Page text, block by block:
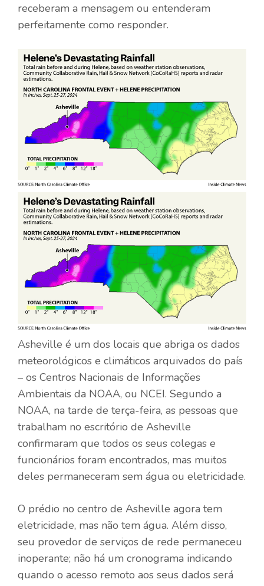
receberam a mensagem ou entenderam
perfeitamente como responder.
Asheville é um dos locais que abriga os dados
meteorológicos e climáticos arquivados do país
– os Centros Nacionais de Informações
Ambientais da NOAA, ou NCEI. Segundo a
NOAA, na tarde de terça-feira, as pessoas que
trabalham no escritório de Asheville
confirmaram que todos os seus colegas e
funcionários foram encontrados, mas muitos
deles permaneceram sem água ou eletricidade.
O prédio no centro de Asheville agora tem
eletricidade, mas não tem água. Além disso,
seu provedor de serviços de rede permaneceu
inoperante; não há um cronograma indicando
quando o acesso remoto aos seus dados será